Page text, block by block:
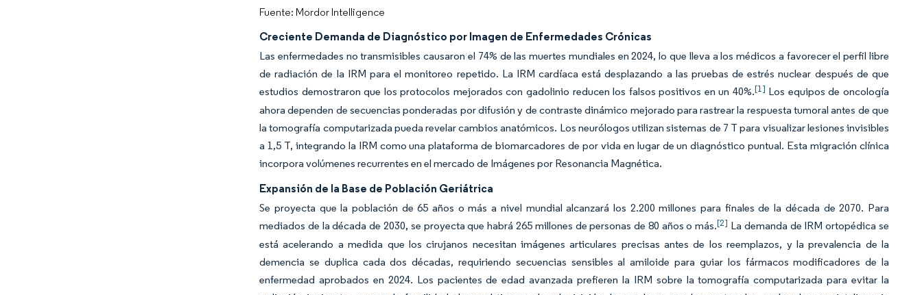
Fuente: Mordor Intelligence
Creciente Demanda de Diagnóstico por Imagen de Enfermedades Crónicas
Las enfermedades no transmisibles causaron el 74% de las muertes mundiales en 2024, lo que lleva a los médicos a favorecer el perfil libre
de radiación de la IRM para el monitoreo repetido. La IRM cardíaca está desplazando a las pruebas de estrés nuclear después de que
estudios demostraron que los protocolos mejorados con gadolinio reducen los falsos positivos en un 40%.[1] Los equipos de oncología
ahora dependen de secuencias ponderadas por difusión y de contraste dinámico mejorado para rastrear la respuesta tumoral antes de que
la tomografía computarizada pueda revelar cambios anatómicos. Los neurólogos utilizan sistemas de 7 T para visualizar lesiones invisibles
a 1,5 T, integrando la IRM como una plataforma de biomarcadores de por vida en lugar de un diagnóstico puntual. Esta migración clínica
incorpora volúmenes recurrentes en el mercado de Imágenes por Resonancia Magnética.
Expansión de la Base de Población Geriátrica
Se proyecta que la población de 65 años o más a nivel mundial alcanzará los 2.200 millones para finales de la década de 2070. Para
mediados de la década de 2030, se proyecta que habrá 265 millones de personas de 80 años o más.[2] La demanda de IRM ortopédica se
está acelerando a medida que los cirujanos necesitan imágenes articulares precisas antes de los reemplazos, y la prevalencia de la
demencia se duplica cada dos décadas, requiriendo secuencias sensibles al amiloide para guiar los fármacos modificadores de la
enfermedad aprobados en 2024. Los pacientes de edad avanzada prefieren la IRM sobre la tomografía computarizada para evitar la